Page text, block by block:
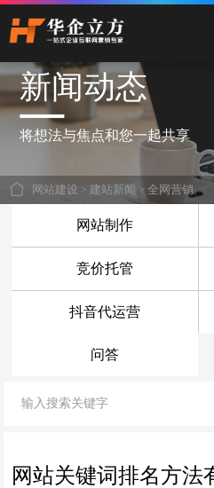
建设、品牌网站建设、响应式网站建设、手
序开发等服务！
首页
网站建设
外贸网站建设
响应式网站建设
品牌网站建设
商城网站建设
竞价托管
新闻动态
将想法与焦点和您一起共享
网站建设 > 建站新闻 >全网营销
网站制作
竞价托管
抖音代运营
问答
网站关键词排名方法